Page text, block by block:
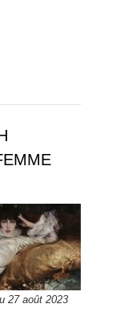
27 août 2023